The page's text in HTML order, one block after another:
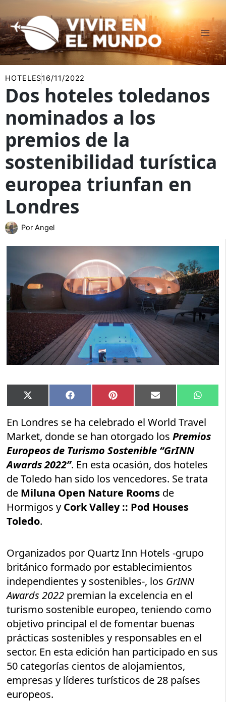
al
contenido
HOTELES16/11/2022
Dos hoteles toledanos
nominados a los
premios de la
sostenibilidad turística
europea triunfan en
Londres
Por Angel
Compartir
en
X
(Twitter)
Compartir
en
Facebook Compartir
en
Pinterest Compartir
en
Email
en
En Londres se ha celebrado el World Travel
Market, donde se han otorgado losPremios
Europeos de Turismo Sostenible “GrINN
Awards 2022”. En esta ocasión, dos hoteles
de Toledo han sido los vencedores. Se trata
de Miluna Open Nature Rooms de
Hormigos y Cork Valley :: Pod Houses
Toledo.
Organizados por Quartz Inn Hotels -grupo
británico formado por establecimientos
independientes y sostenibles-, los GrINN
Awards 2022 premian la excelencia en el
turismo sostenible europeo, teniendo como
objetivo principal el de fomentar buenas
prácticas sostenibles y responsables en el
sector. En esta edición han participado en sus
50 categorías cientos de alojamientos,
empresas y líderes turísticos de 28 países
europeos.